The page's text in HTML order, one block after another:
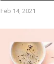
Feb 14, 2021